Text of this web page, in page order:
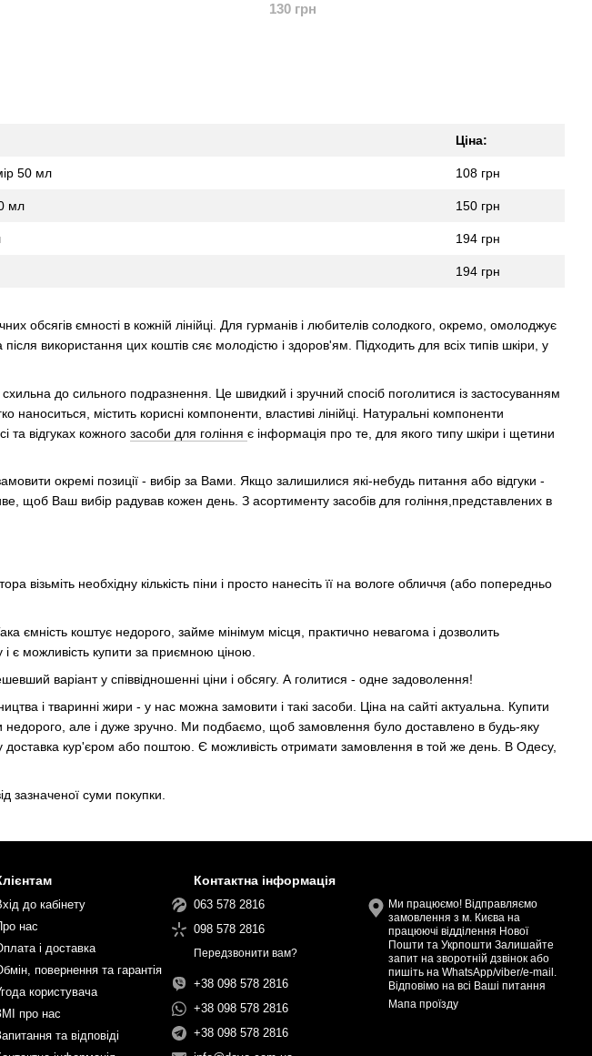
130 грн
Ціна:
50 мл 108 грн
мл 150 грн
194 грн
194 грн
обсягів ємності в кожній лінійці. Для гурманів і любителів солодкого, окремо, омолоджує
використання цих коштів сяє молодістю і здоров'ям. Підходить для всіх типів шкіри, у
до сильного подразнення. Це швидкий і зручний спосіб поголитися із застосуванням
містить корисні компоненти, властиві лінійці. Натуральні компоненти
та відгуках кожного засоби для гоління є інформація про те, для якого типу шкіри і щетини
окремі позиції - вибір за Вами. Якщо залишилися які-небудь питання або відгуки -
щоб Ваш вибір радував кожен день. З асортименту засобів для гоління,представлених в
візьміть необхідну кількість піни і просто нанесіть її на вологе обличчя (або попередньо
ємність коштує недорого, займе мінімум місця, практично невагома і дозволить
є можливість купити за приємною ціною.
варіант у співвідношенні ціни і обсягу. А голитися - одне задоволення!
і тваринні жири - у нас можна замовити і такі засоби. Ціна на сайті актуальна. Купити
недорого, але і дуже зручно. Ми подбаємо, щоб замовлення було доставлено в будь-яку
доставка кур'єром або поштою. Є можливість отримати замовлення в той же день. В Одесу,
зазначеної суми покупки.
до кабінету
нас
і доставка
повернення та гарантія
користувача
про нас
та відповіді
Контактна інформація
063 578 2816
098 578 2816
Передзвонити вам?
+38 098 578 2816
+38 098 578 2816
+38 098 578 2816
Ми працюємо! Відправляємо
замовлення з м. Києва на
працюючі відділення Нової
Пошти та Укрпошти Залишайте
запит на зворотній дзвінок або
пишіть на WhatsApp/viber/e-mail.
Відповімо на всі Ваші питання
Мапа проїзду